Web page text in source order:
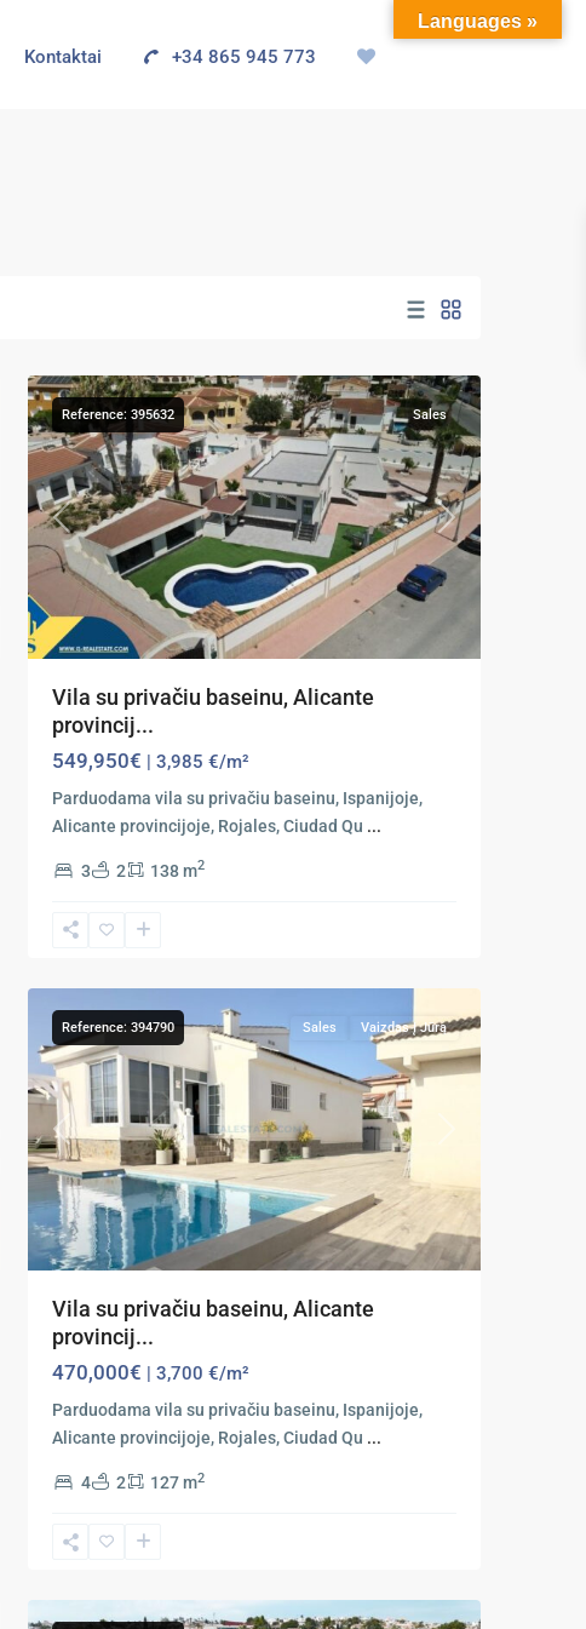
Kontaktai +34 865 945 773
Previous Next
Reference: 395632 Sales
Vila su privačiu baseinu, Alicante
provincij...
549,950€ | 3,985 €/m²
Parduodama vila su privačiu baseinu, Ispanijoje,
Alicante provincijoje, Rojales, Ciudad Qu ...
3 2 138 m2
Quesada
Previous
Reference: 394790 Sales Vaizdas Į Jūrą
Vila su privačiu baseinu, Alicante
provincij...
470,000€ | 3,700 €/m²
Parduodama vila su privačiu baseinu, Ispanijoje,
Alicante provincijoje, Rojales, Ciudad Qu ...
4 2 127 m2
Quesada
Languages »